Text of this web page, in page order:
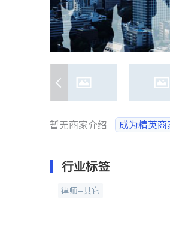
暂无商家介绍 成为精英商
行业标签
律师-其它